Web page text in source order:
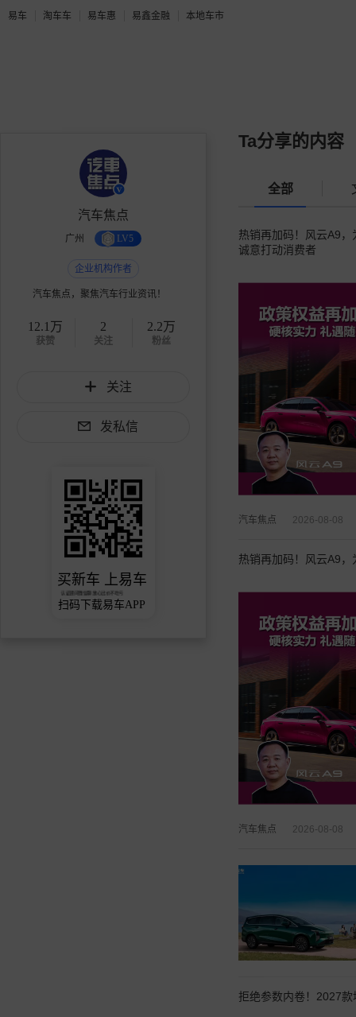
易车 淘车车 易车惠 易鑫金融 本地车市
汽车焦点
广州 LV5
企业机构作者
汽车焦点，聚焦汽车行业资讯！
12.1万
获赞
2
关注
2.2万
粉丝
关注
发私信
买新车 上易车
认证顾问微信聊 放心比价不吃亏
扫码下载易车APP
Ta分享的内容
全部
热销再加码！风云A9
诚意打动消费者
汽车焦点 2026-08-08
热销再加码！风云A9
汽车焦点 2026-08-08
拒绝参数内卷！2027